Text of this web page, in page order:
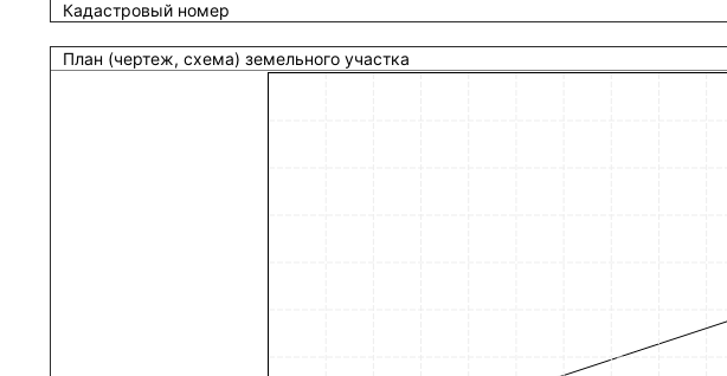
Кадастровый номер
План (чертеж, схема) земельного участка